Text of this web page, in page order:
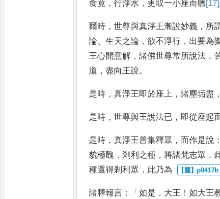
食竟 ，行淨水 ， 更取一小座而聽[17]
爾時 ，世尊與真淨王漸說妙義 ， 所
論、生天之論 ，欲不淨行 ， 出要為
王心開意解 ，諸佛世尊常所說法 ，
道 ，盡向王說。
是時 ，真淨王即於座上 ，諸塵垢盡
是時 ，世尊與王說法已 ， 即從座起
是時 ，真淨王普集釋眾 ，而作是說
貌極醜 ，剎利之種 ， 將諸梵志眾 ，
種還得剎利眾 ， 此乃為
諸釋報言 ：「如是 ， 大王 ！如大王